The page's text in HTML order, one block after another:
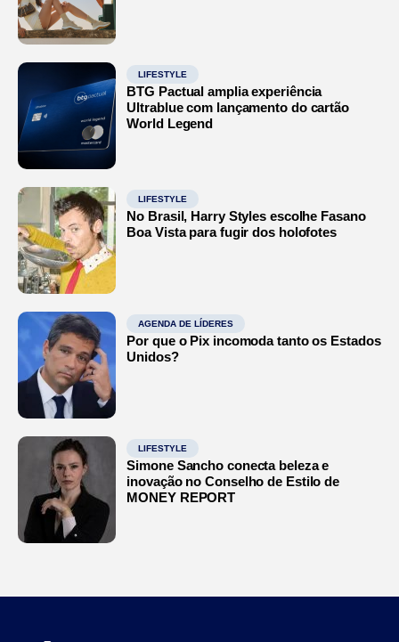
LIFESTYLE
BTG Pactual amplia experiência
Ultrablue com lançamento do cartão
World Legend
LIFESTYLE
No Brasil, Harry Styles escolhe Fasano
Boa Vista para fugir dos holofotes
AGENDA DE LÍDERES
Por que o Pix incomoda tanto os Estados
Unidos?
LIFESTYLE
Simone Sancho conecta beleza e
inovação no Conselho de Estilo de
MONEY REPORT